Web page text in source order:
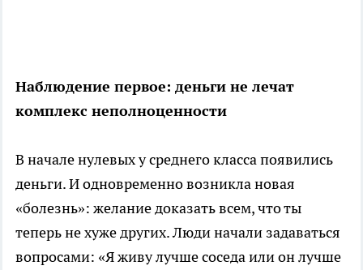
Наблюдение первое: деньги не лечат
комплекс неполноценности
В начале нулевых у среднего класса появились
деньги. И одновременно возникла новая
«болезнь»: желание доказать всем, что ты
теперь не хуже других. Люди начали задаваться
вопросами: «Я живу лучше соседа или он лучше